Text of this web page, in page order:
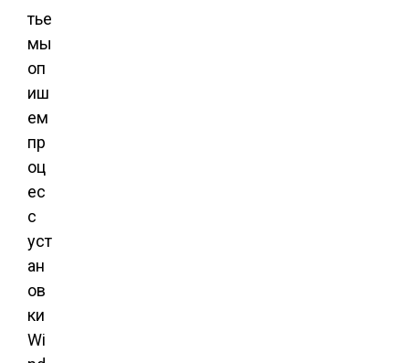
тье
мы
оп
иш
ем
пр
оц
ес
с
уст
ан
ов
ки
Wi